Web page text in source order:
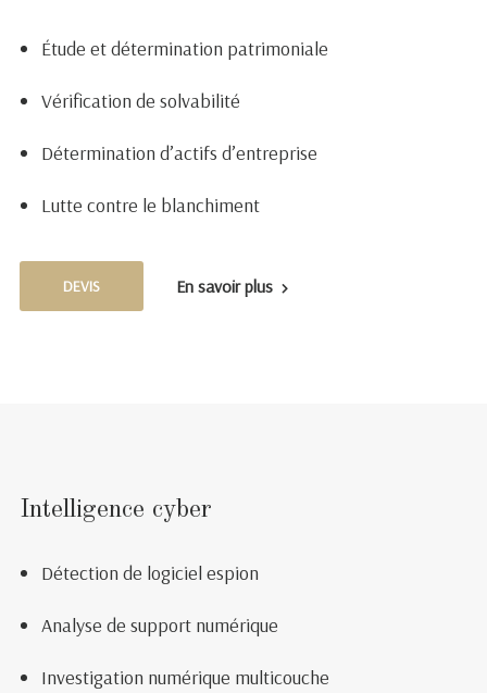
Étude et détermination patrimoniale
Vérification de solvabilité
Détermination d’actifs d’entreprise
Lutte contre le blanchiment
DEVIS En savoir plus
Intelligence cyber
Détection de logiciel espion
Analyse de support numérique
Investigation numérique multicouche